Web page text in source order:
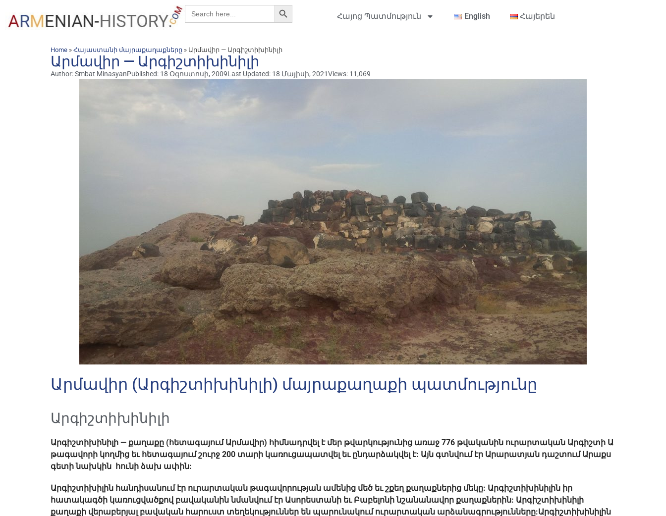
Search
for:
Search Button
Հայոց Պատմություն English Հայերեն
Home » Հայաստանի մայրաքաղաքները » Արմավիր — Արգիշտիխինիլի
Արմավիր — Արգիշտիխինիլի
Author:Smbat MinasyanPublished: 18 Օգոստոսի, 2009Last Updated: 18 Մայիսի, 2021Views: 11,069
Արմավիր (Արգիշտիխինիլի) մայրաքաղաքի պատմությունը
Արգիշտիխինիլի
Արգիշտիխինիլի — քաղաքը (հետագայում Արմավիր) հիմնադրվել է մեր թվարկությունից առաջ 776 թվականին ուրարտական Արգիշտի Ա
թագավորի կողմից եւ հետագայում շուրջ 200 տարի կառուցապատվել եւ ընդարձակվել է: Այն գտնվում էր Արարատյան դաշտում Արաքս
գետի նախկին հունի ձախ ափին:
Արգիշտիխիլին հանդիսանում էր ուրարտական թագավորության ամենից մեծ եւ շքեղ քաղաքներից մեկը: Արգիշտիխինիլին իր
հատակագծի կառուցվածքով բավականին նմանվում էր Ասորեստանի եւ Բաբելոնի նշանանավոր քաղաքներին: Արգիշտիխինիլի
քաղաքի վերաբերյալ բավական հարուստ տեղեկություններ են պարունակում ուրարտական արձանագրությունները:Արգիշտիխինիլին